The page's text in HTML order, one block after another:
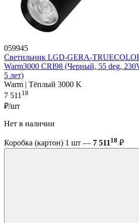
059945
Светильник LGD-GERA-
Warm3000 CRI98 (Черный, 55 deg,
5 лет)
Warm | Тёплый 3000 K
7 511 18
₽/шт
Нет в наличии
Коробка (картон) 1 шт — 7 511 18 ₽